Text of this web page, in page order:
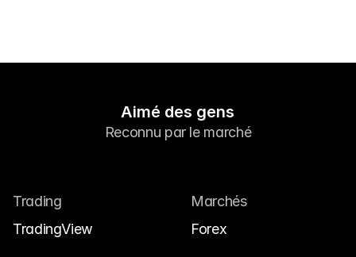
Aimé des gens
Reconnu par le marché
Trading
TradingView
Marchés
Forex